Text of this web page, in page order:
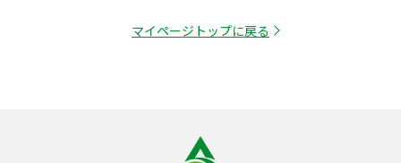
マイページトップに戻る